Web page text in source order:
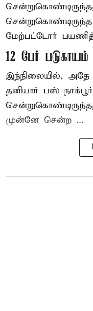
மேற்பட்டோர்
12 பேர் படுகாயம்
இந்நிலையில்,
தனியார் பஸ்
முன்னே சென்ற ...